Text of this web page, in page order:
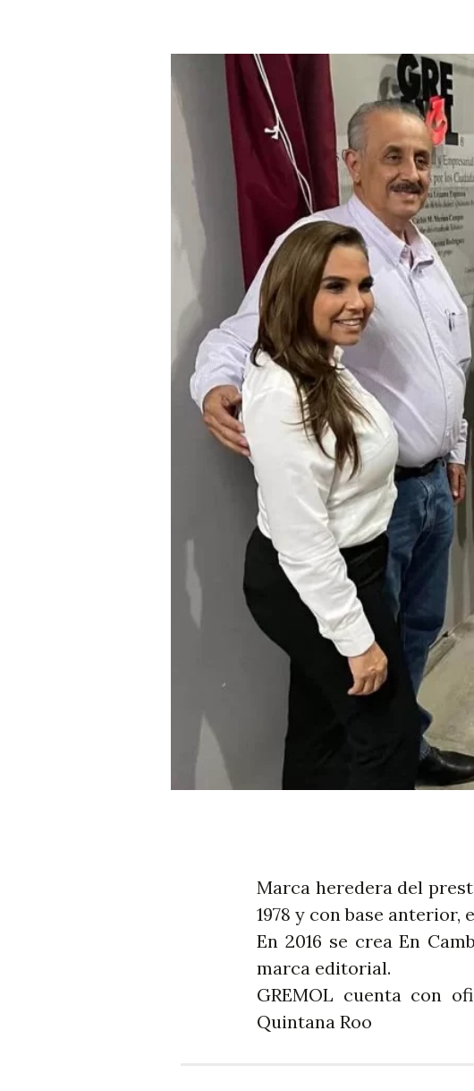
Marca heredera del
1978 y con base anterior,
En 2016 se crea En
marca editorial.
GREMOL cuenta con
Quintana Roo